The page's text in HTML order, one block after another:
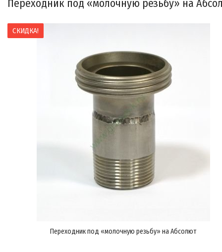
Переходник под «молочную резьбу» на
СКИДКА!
Переходник под «молочную резьбу» на Абсолют